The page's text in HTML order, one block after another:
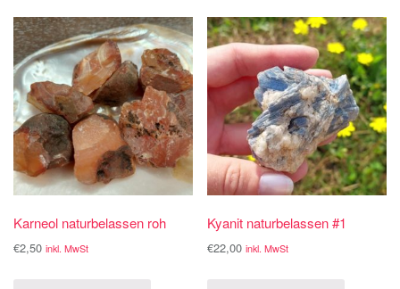
Karneol naturbelassen roh
€2,50 inkl. MwSt
Kyanit naturbelassen #1
€22,00 inkl. MwSt